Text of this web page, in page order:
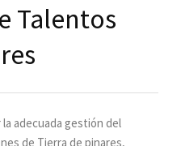
Talentos
adecuada gestión del
de Tierra de pinares,